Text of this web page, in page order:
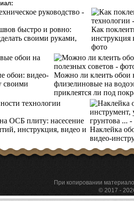
быстро и ровно:
своими руками,
Как
инструкция
фото
обои: видео-
своими
Можно ли клеить обои
флизелиновые на
приклеятся ли под
ОСБ плиту: насесение
инструкция, видео и Наклейка
видео-
При копировании
© 2017 -